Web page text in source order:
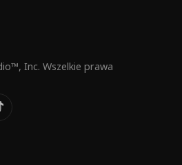
Inc. Wszelkie prawa